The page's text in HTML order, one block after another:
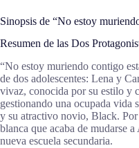
Sinopsis de “No estoy
Resumen de las Dos
“No estoy muriendo contigo
de dos adolescentes: Lena y
vivaz, conocida por su estilo y
gestionando una ocupada vida
y su atractivo novio, Black.
blanca que acaba de mudarse
nueva escuela secundaria.